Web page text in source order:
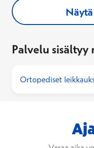
Palvelu
Ortopediset